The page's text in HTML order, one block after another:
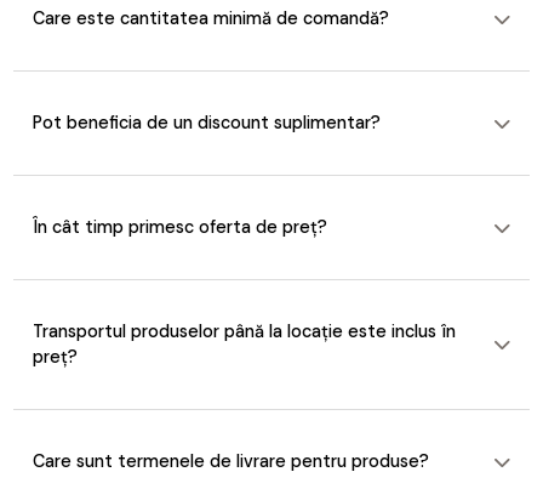
Care este cantitatea minimă de comandă?
Pot beneficia de un discount suplimentar?
În cât timp primesc oferta de preț?
Transportul produselor până la locație este inclus în
preț?
Care sunt termenele de livrare pentru produse?